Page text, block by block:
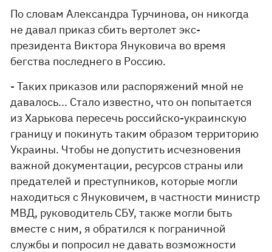
По словам Александра Турчинова, он никогда
не давал приказ сбить вертолет экс-
президента Виктора Януковича во время
бегства последнего в Россию.
- Таких приказов или распоряжений мной не
давалось... Стало известно, что он попытается
из Харькова пересечь российско-украинскую
границу и покинуть таким образом территорию
Украины. Чтобы не допустить исчезновения
важной документации, ресурсов страны или
предателей и преступников, которые могли
находиться с Януковичем, в частности министр
МВД, руководитель СБУ, также могли быть
вместе с ним, я обратился к пограничной
службы и попросил не давать возможности